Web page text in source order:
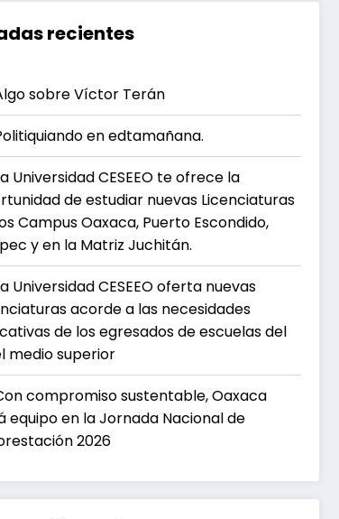
recientes
sobre Víctor Terán
en edtamañana.
Universidad CESEEO te ofrece la
de estudiar nuevas Licenciaturas
Campus Oaxaca, Puerto Escondido,
y en la Matriz Juchitán.
Universidad CESEEO oferta nuevas
acorde a las necesidades
de los egresados de escuelas del
medio superior
compromiso sustentable, Oaxaca
equipo en la Jornada Nacional de
2026